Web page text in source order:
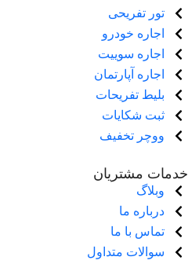
تور تفریحی
اجاره خودرو
اجاره سوییت
اجاره آپارتمان
بلیط تفریحات
ثبت شکایات
ووچر تخفیف
خدمات مشتریان
وبلاگ
درباره ما
تماس با ما
سوالات متداول